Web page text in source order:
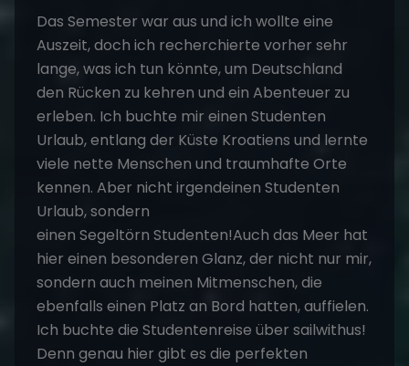
Das Semester war aus und ich wollte eine
Auszeit, doch ich recherchierte vorher sehr
lange, was ich tun könnte, um Deutschland
den Rücken zu kehren und ein Abenteuer zu
erleben. Ich buchte mir einen Studenten
Urlaub, entlang der Küste Kroatiens und lernte
viele nette Menschen und traumhafte Orte
kennen. Aber nicht irgendeinen Studenten
Urlaub, sondern
einen Segeltörn Studenten!Auch das Meer hat
hier einen besonderen Glanz, der nicht nur mir,
sondern auch meinen Mitmenschen, die
ebenfalls einen Platz an Bord hatten, auffielen.
Ich buchte die Studentenreise über sailwithus!
Denn genau hier gibt es die perfekten